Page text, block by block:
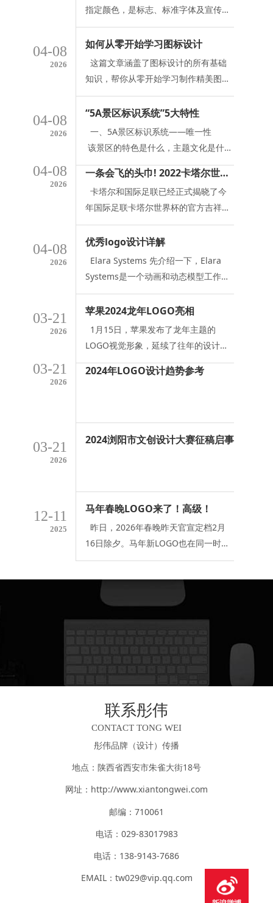
定的企业经营方向、经营思想和经营战
对内和对外的各种行为，以及企业的各
种生产经营行为。企业视觉识别是企业
理念的视觉化，通过企业形象广告、标
识、商标、品牌、产品包装、企业内部
环境布局和厂容厂貌等媒体及方式向大
众表现、传达企业理念。CI的核心目的
是通过企业行为识别和企业视觉识别传
达企业理念，树立企业形象。
指定颜色，是标志、标准字体及宣传媒
体专用的色彩。在企业信息传递的整体
色彩计划中，具有明确的视觉识别效
应，因而具有在市场竞争中致胜的感情
魅力。 企业标准色具有科学化、差
征，发挥色彩的传达功能。其中最重要
的是要制订一套开发作业的程序，以便
规划活动的顺利进行。
04-08
2026
如何从零开始学习图标设计
这篇文章涵盖了图标设计的所有基础
知识，帮你从零开始学习制作精美图
标。在你开始使用图标之前，你首先需
要了解图标这个东西到底是什么，它来
自哪里，它是谁，它要到哪里去。接下
来通过一些简短的图标历史介绍，带你
未来的发展趋势。1. 什么是图标那到
底什么是图标呢？用一句最简单的话来
说，图标就是一个符号，一个代表某个
可以追溯到1565年，它源于
04-08
2026
“5A景区标识系统”5大特性
一、5A景区标识系统——唯一性
该景区的特色是什么，主题文化是什
么，5A景区标识系统应该牢牢抓住和
体现景区的主题特色，以此为设计指导
理念，实现量身而设的唯一性 二、5A
景区标识系统——美观性 5A景区
标识系统除了功能上的要求，还有一个
非常重要的指标就是标识牌的“美观
性”，他应该是景观的
04-08
2026
一条会飞的头巾! 2022卡塔尔世界杯吉祥物La’eeb
卡塔尔和国际足联已经正式揭晓了今
年国际足联卡塔尔世界杯的官方吉祥物
——La’eeb。La’eeb是一个阿拉伯语单
词，代表着技艺高超的球员。La’eeb是
青春永驻的，它来自“吉祥物宇宙”，同
时充满了活力。La’eeb鼓励每个人都相
04-08
2026
优秀logo设计详解
Elara Systems 先介绍一下，Elara
Systems是一个动画和动态模型工作
室，也必然要求2D和3D的结合。体现
在Logo上，就是大家所看到的效果：
柔软弯曲的字体配上3D的字母“e”（即
首字母），很好的创意。
03-21
2026
苹果2024龙年LOGO亮相
1月15日，苹果发布了龙年主题的
LOGO视觉形象，延续了往年的设计风
格，将生肖巧妙融入苹果LOGO中，展
现了生肖龙的威武和霸气。根据官方解
之上。盘旋的龙身由一长排Mac笔记本
电脑、iPad和iPhone组成，尾部由
往新年主
03-21
2026
2024年LOGO设计趋势参考
03-21
2026
2024浏阳市文创设计大赛征稿启事
12-11
2025
马年春晚LOGO来了！高级！
昨日，2026年春晚昨天官宣定档2月
16日除夕。马年新LOGO也在同一时间
亮相，瞬间冲上热搜。中央广播电视总
的主题与主标识。创意灵感源自 “骐骥
驰骋” 主题提炼出的 “四马齐驱” 意象。
以“骐骥驰骋 势不可挡”为核心主题。设
计师巧妙融入中国传统云纹、雷纹与回
面。将传统美学与时代精神深度融合，
为马年新春注入昂扬气息。“骐骥” 源自
《楚辞・离骚》“乘骐骥以驰骋兮，来
吾道夫先路”，既是古人对千里马的雅
称，象征开拓进取的精神； 又音同“奇
迹”，传递出创造奇迹的决心和一往无
期冀的美好愿景。
联系彤伟
CONTACT TONG WEI
彤伟品牌（设计） 传播
地点：陕西省西安市朱雀大街18号
网址：http://www.xiantongwei.com
邮编：710061
电话：029-83017983
电话：138-9143-7686
EMAIL：tw029@vip.qq.com